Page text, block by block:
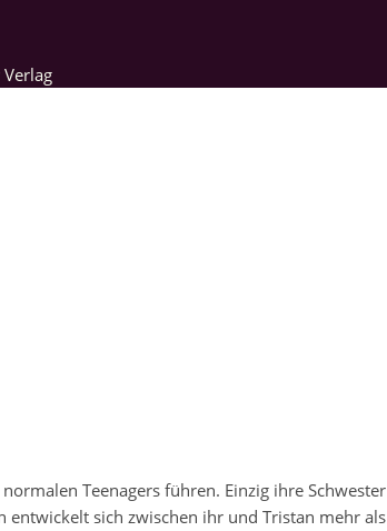
Teenagers führen. Einzig ihre Schwester
entwickelt sich zwischen ihr und Tristan mehr als